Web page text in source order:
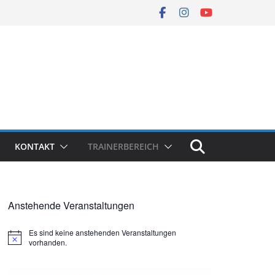
KONTAKT TRAINERBEREICH
Anstehende Veranstaltungen
H
Es sind keine anstehenden Veranstaltungen
vorhanden.